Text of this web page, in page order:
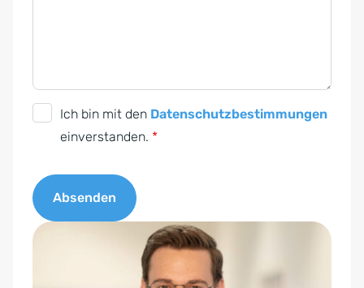
V
O
-
Ich bin mit den Datenschutzbestimmungen
einverstanden. *
Absenden
A